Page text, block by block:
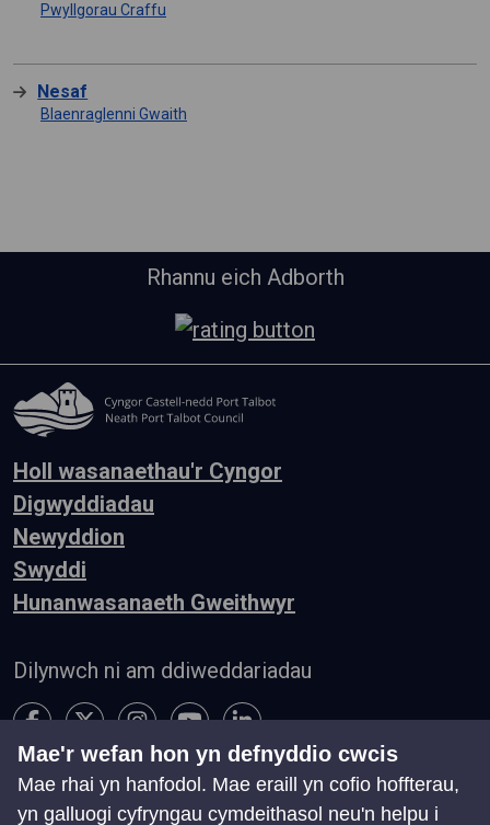
Pwyllgorau Craffu
Nesaf
Blaenraglenni Gwaith
Rhannu eich Adborth
Holl wasanaethau'r Cyngor
Digwyddiadau
Newyddion
Swyddi
Hunanwasanaeth Gweithwyr
Dilynwch ni am ddiweddariadau
Hygyrchedd Telerau ac Amodau
Preifatrwydd
Mae'r wefan hon yn defnyddio cwcis
Mae rhai yn hanfodol. Mae eraill yn cofio hoffterau,
yn galluogi cyfryngau cymdeithasol neu'n helpu i